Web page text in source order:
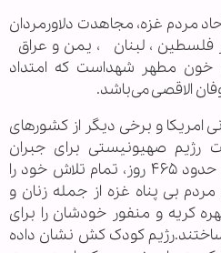
مردم غزه، مجاهدت دلاورمردان
، لبنان ، یمن و عراق
مطهر شهداست که امتداد
الاقصی می‌باشد‌.
امریکا و برخی دیگر از کشورهای
رژیم صهیونیستی برای جبران
شکست‌های پیاپی، طی مدت حدود ۴۶۵ روز، تمام تلاش خود را
بی پناه غزه از جمله زنان و
کریه و منفور خودشان را برای
کودک کش نشان داده